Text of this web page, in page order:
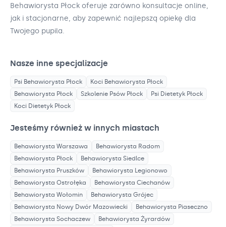
Behawiorysta Płock oferuje zarówno konsultacje online,
jak i stacjonarne, aby zapewnić najlepszą opiekę dla
Twojego pupila.
Nasze inne specjalizacje
Psi Behawiorysta Płock Koci Behawiorysta Płock
Behawiorysta Płock Szkolenie Psów Płock Psi Dietetyk Płock
Koci Dietetyk Płock
Jesteśmy również w innych miastach
Behawiorysta Warszawa Behawiorysta Radom
Behawiorysta Płock Behawiorysta Siedlce
Behawiorysta Pruszków Behawiorysta Legionowo
Behawiorysta Ostrołęka Behawiorysta Ciechanów
Behawiorysta Wołomin Behawiorysta Grójec
Behawiorysta Nowy Dwór Mazowiecki Behawiorysta Piaseczno
Behawiorysta Sochaczew Behawiorysta Żyrardów